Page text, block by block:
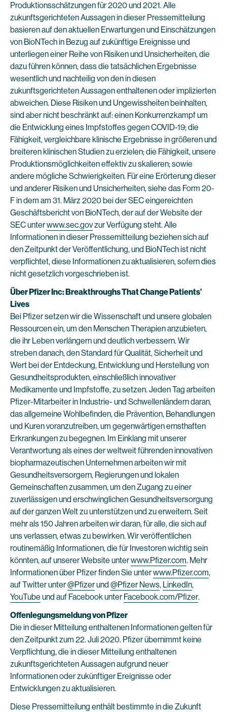
Produktionsschätzungen für 2020 und 2021. Alle
zukunftsgerichteten Aussagen in dieser Pressemitteilung
basieren auf den aktuellen Erwartungen und Einschätzungen
von BioNTech in Bezug auf zukünftige Ereignisse und
unterliegen einer Reihe von Risiken und Unsicherheiten, die
dazu führen können, dass die tatsächlichen Ergebnisse
wesentlich und nachteilig von den in diesen
zukunftsgerichteten Aussagen enthaltenen oder implizierten
abweichen. Diese Risiken und Ungewissheiten beinhalten,
sind aber nicht beschränkt auf: einen Konkurrenzkampf um
die Entwicklung eines Impfstoffes gegen COVID-19; die
Fähigkeit, vergleichbare klinische Ergebnisse in größeren und
breiteren klinischen Studien zu erzielen; die Fähigkeit, unsere
Produktionsmöglichkeiten effektiv zu skalieren; sowie
andere mögliche Schwierigkeiten. Für eine Erörterung dieser
und anderer Risiken und Unsicherheiten, siehe das Form 20-
F in dem am 31. März 2020 bei der SEC eingereichten
Geschäftsbericht von BioNTech, der auf der Website der
SEC unterwww.sec.govzur Verfügung steht. Alle
Informationen in dieser Pressemitteilung beziehen sich auf
den Zeitpunkt der Veröffentlichung, und BioNTech ist nicht
verpflichtet, diese Informationen zu aktualisieren, sofern dies
nicht gesetzlich vorgeschrieben ist.
Über Pfizer Inc: Breakthroughs That Change Patients’
Lives
Bei Pfizer setzen wir die Wissenschaft und unsere globalen
Ressourcen ein, um den Menschen Therapien anzubieten,
die ihr Leben verlängern und deutlich verbessern. Wir
streben danach, den Standard für Qualität, Sicherheit und
Wert bei der Entdeckung, Entwicklung und Herstellung von
Gesundheitsprodukten, einschließlich innovativer
Medikamente und Impfstoffe, zu setzen. Jeden Tag arbeiten
Pfizer-Mitarbeiter in Industrie- und Schwellenländern daran,
das allgemeine Wohlbefinden, die Prävention, Behandlungen
und Kuren voranzutreiben, um gegenwärtigen ernsthaften
Erkrankungen zu begegnen. Im Einklang mit unserer
Verantwortung als eines der weltweit führenden innovativen
biopharmazeutischen Unternehmen arbeiten wir mit
Gesundheitsversorgern, Regierungen und lokalen
Gemeinschaften zusammen, um den Zugang zu einer
zuverlässigen und erschwinglichen Gesundheitsversorgung
auf der ganzen Welt zu unterstützen und zu erweitern. Seit
mehr als 150 Jahren arbeiten wir daran, für alle, die sich auf
uns verlassen, etwas zu bewirken. Wir veröffentlichen
routinemäßig Informationen, die für Investoren wichtig sein
könnten, auf unserer Website unterwww.Pfizer.com. Mehr
Informationen über Pfizer finden Sie unterwww.Pfizer.com,
auf Twitter unter@Pfizerund @Pfizer News, LinkedIn,
YouTube und auf Facebook unterFacebook.com/Pfizer.
Offenlegungsmeldung von Pfizer
Die in dieser Mitteilung enthaltenen Informationen gelten für
den Zeitpunkt zum 22. Juli 2020. Pfizer übernimmt keine
Verpflichtung, die in dieser Mitteilung enthaltenen
zukunftsgerichteten Aussagen aufgrund neuer
Informationen oder zukünftiger Ereignisse oder
Entwicklungen zu aktualisieren.
Diese Pressemitteilung enthält bestimmte in die Zukunft